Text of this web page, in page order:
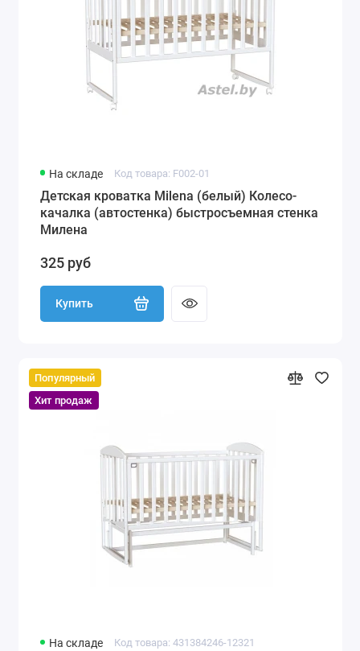
На складе Код товара: F002-01
Детская кроватка Milena (белый) Колесо-
качалка (автостенка) быстросъемная стенка
Милена
325 руб
Купить
Популярный
Хит продаж
На складе Код товара: 431384246-12321